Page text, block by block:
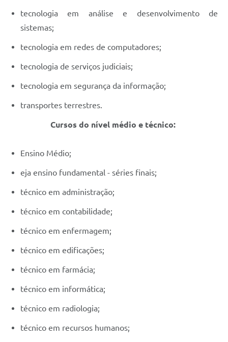
tecnologia em análise e desenvolvimento de
sistemas;
tecnologia em redes de computadores;
tecnologia de serviços judiciais;
tecnologia em segurança da informação;
transportes terrestres.
Cursos do nível médio e técnico:
Ensino Médio;
eja ensino fundamental - séries finais;
técnico em administração;
técnico em contabilidade;
técnico em enfermagem;
técnico em edificações;
técnico em farmácia;
técnico em informática;
técnico em radiologia;
técnico em recursos humanos;